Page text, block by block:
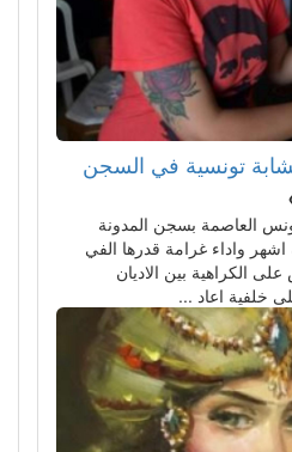
تونسية في السجن
العاصمة بسجن المدونة
واداء غرامة قدرها الفي
الكراهية بين الاديان
خلفية اعاد ...